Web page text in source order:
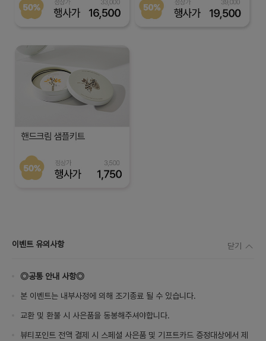
이벤트 유의사항 닫기
◎공통 안내 사항◎
본 이벤트는 내부사정에 의해 조기종료 될 수 있습니다.
교환 및 환불 시 사은품을 동봉해주셔야합니다.
뷰티포인트 전액 결제 시 스페셜 사은품 및 기프트카드 증정대상에서 제